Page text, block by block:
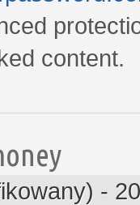
content.
-